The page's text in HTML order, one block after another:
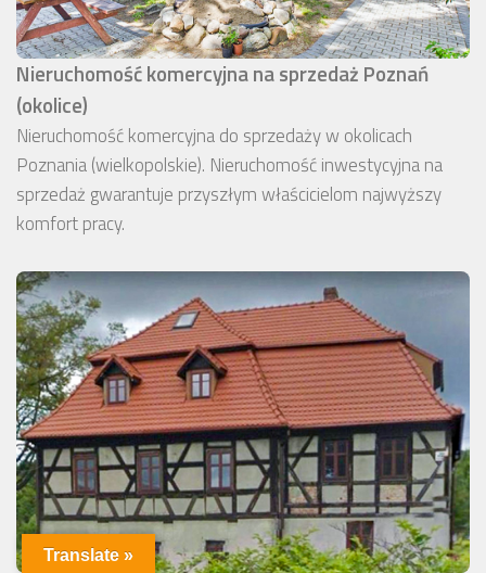
Nieruchomość komercyjna na sprzedaż Poznań
(okolice)
Nieruchomość komercyjna do sprzedaży w okolicach
Poznania (wielkopolskie). Nieruchomość inwestycyjna na
sprzedaż gwarantuje przyszłym właścicielom najwyższy
komfort pracy.
Translate »